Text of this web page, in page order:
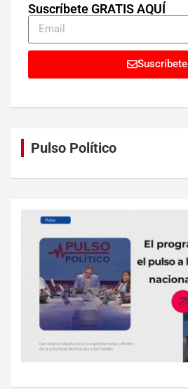
Suscríbete GRATIS AQUÍ
Suscríbete
Pulso Político